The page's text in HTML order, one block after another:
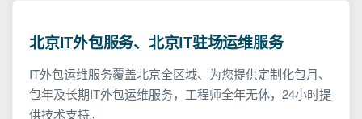
北京IT外包服务、北京IT驻场运维服务
IT外包运维服务覆盖北京全区域、为您提供定制化包月、
包年及长期IT外包运维服务，工程师全年无休，24小时提
供技术支持。